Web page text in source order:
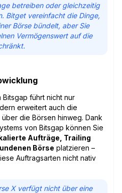
betreiben oder gleichzeitig
Bitget vereinfacht die Dinge,
Börse bündelt, aber Sie
Vermögenswert auf die
führt nicht nur
erweitert auch die
die Börsen hinweg. Dank
von Bitsgap können Sie
Aufträge, Trailing
Börse platzieren –
Auftragsarten nicht nativ
X verfügt nicht über eine